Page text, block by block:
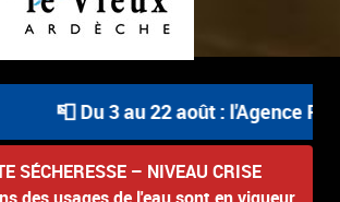
📮 Du 3 au 22 août : l'Agence
SÉCHERESSE – NIVEAU CRISE